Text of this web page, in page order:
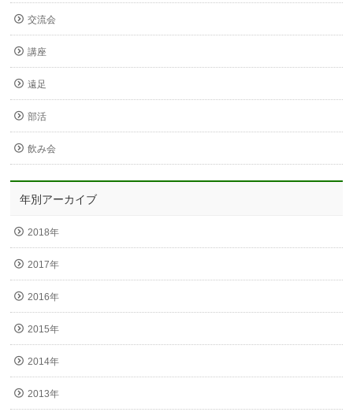
交流会
講座
遠足
部活
飲み会
年別アーカイブ
2018年
2017年
2016年
2015年
2014年
2013年